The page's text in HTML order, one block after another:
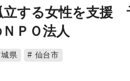
する女性を支援
ＰＯ法人
県 仙台市